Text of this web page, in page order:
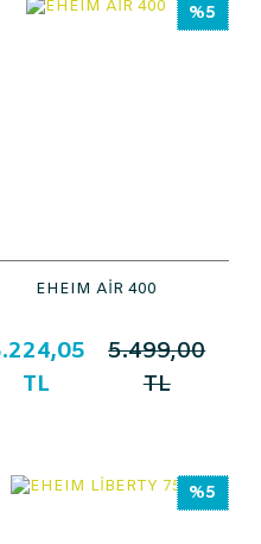
%5
EHEIM AİR 400
TL
5.499,00
TL
%5